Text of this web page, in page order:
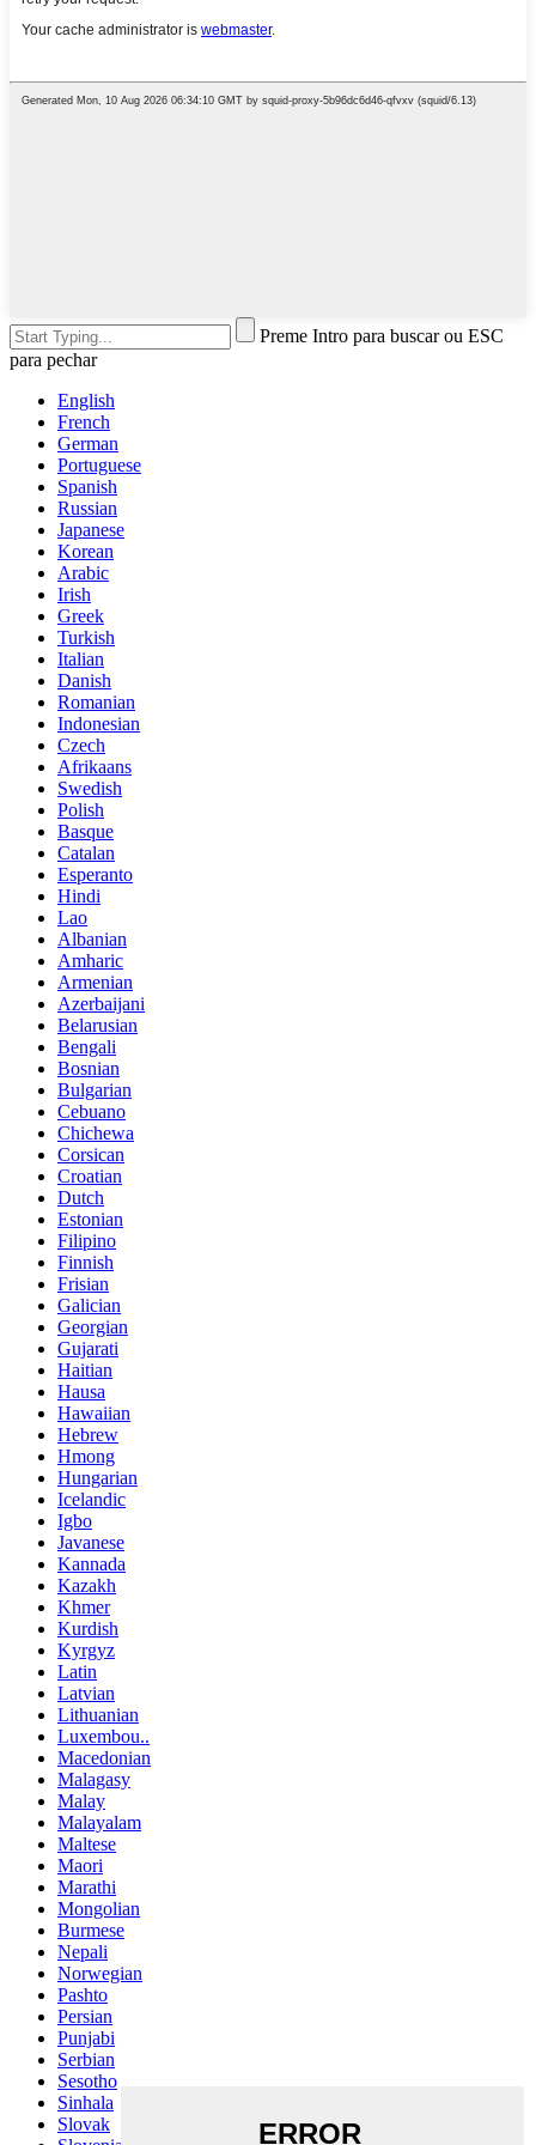
Preme Intro para buscar ou ESC
para pechar
English
French
German
Portuguese
Spanish
Russian
Japanese
Korean
Arabic
Irish
Greek
Turkish
Italian
Danish
Romanian
Indonesian
Czech
Afrikaans
Swedish
Polish
Basque
Catalan
Esperanto
Hindi
Lao
Albanian
Amharic
Armenian
Azerbaijani
Belarusian
Bengali
Bosnian
Bulgarian
Cebuano
Chichewa
Corsican
Croatian
Dutch
Estonian
Filipino
Finnish
Frisian
Galician
Georgian
Gujarati
Haitian
Hausa
Hawaiian
Hebrew
Hmong
Hungarian
Icelandic
Igbo
Javanese
Kannada
Kazakh
Khmer
Kurdish
Kyrgyz
Latin
Latvian
Lithuanian
Luxembou..
Macedonian
Malagasy
Malay
Malayalam
Maltese
Maori
Marathi
Mongolian
Burmese
Nepali
Norwegian
Pashto
Persian
Punjabi
Serbian
Sesotho
Sinhala
Slovak